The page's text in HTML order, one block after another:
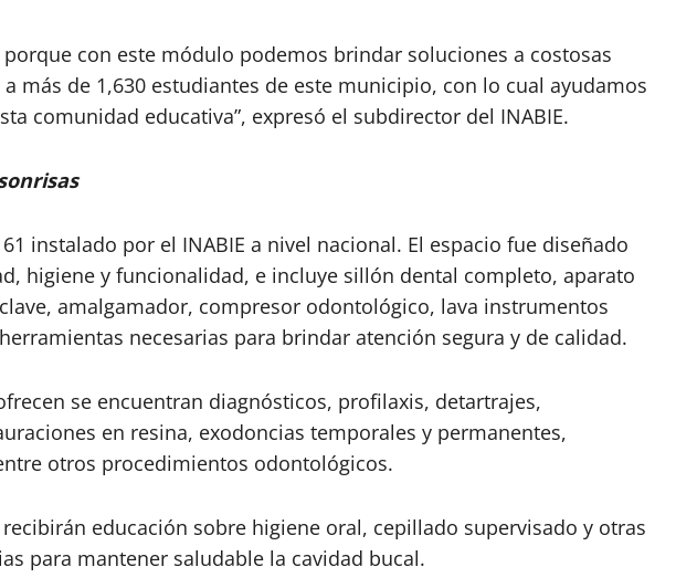
con este módulo podemos brindar soluciones a costosas
más de 1,630 estudiantes de este municipio, con lo cual ayudamos
comunidad educativa”, expresó el subdirector del INABIE.
instalado por el INABIE a nivel nacional. El espacio fue diseñado
higiene y funcionalidad, e incluye sillón dental completo, aparato
amalgamador, compresor odontológico, lava instrumentos
necesarias para brindar atención segura y de calidad.
se encuentran diagnósticos, profilaxis, detartrajes,
en resina, exodoncias temporales y permanentes,
otros procedimientos odontológicos.
educación sobre higiene oral, cepillado supervisado y otras
para mantener saludable la cavidad bucal.